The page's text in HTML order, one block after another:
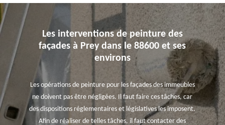
Les interventions de peinture des
façades à Prey dans le 88600 et ses
environs
Les opérations de peinture pour les façades des immeubles
ne doivent pas être négligées. Il faut faire ces tâches, car
des dispositions réglementaires et législatives les imposent.
Afin de réaliser de telles tâches, il faut contacter des